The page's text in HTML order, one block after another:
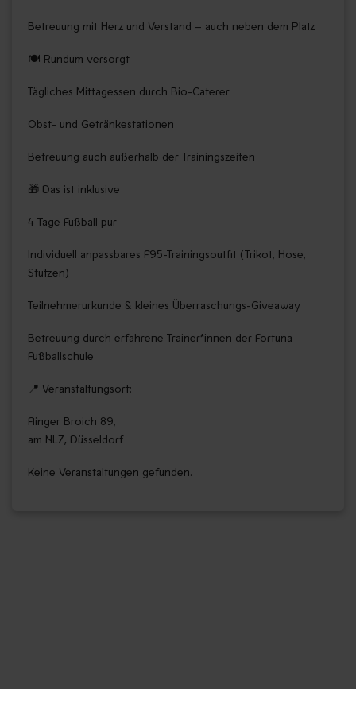
analysieren. Sie geben Einwilligung zu unseren Cookies,
Einstellungen können Sie jederzeit ändern.
Betreuung mit Herz und Verstand – auch neben dem Platz
🍽️ Rundum versorgt
Tägliches Mittagessen durch Bio-Caterer
Obst- und Getränkestationen
Betreuung auch außerhalb der Trainingszeiten
🎁 Das ist inklusive
4 Tage Fußball pur
Individuell anpassbares F95-Trainingsoutfit (Trikot, Hose,
Stutzen)
Teilnehmerurkunde & kleines Überraschungs-Giveaway
Betreuung durch erfahrene Trainer*innen der Fortuna
Fußballschule
📍 Veranstaltungsort:
Flinger Broich 89,
am NLZ, Düsseldorf
Keine Veranstaltungen gefunden.